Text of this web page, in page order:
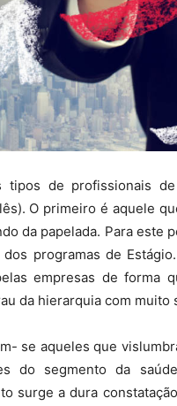
tipos de profissionais
O primeiro é aquele
da papelada. Para este
programas de
empresas de forma
da hierarquia com muito
se aqueles que
do segmento da
surge a dura